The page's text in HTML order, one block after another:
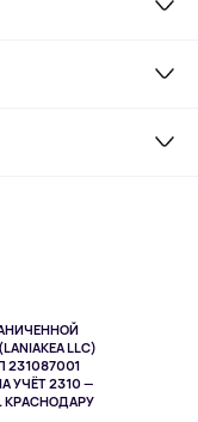
LLC)
УЧЁТ 2310 —
КРАСНОДАРУ